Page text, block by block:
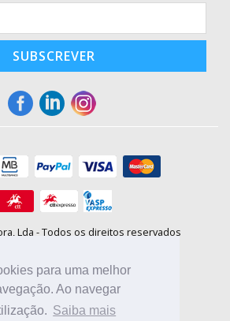
para uma melhor
Ao navegar
Saiba mais
SUBSCREVER
Lda - Todos os direitos reservados
E-mail: info@booki.pt
104 872(custo de chamada para a rede fixa